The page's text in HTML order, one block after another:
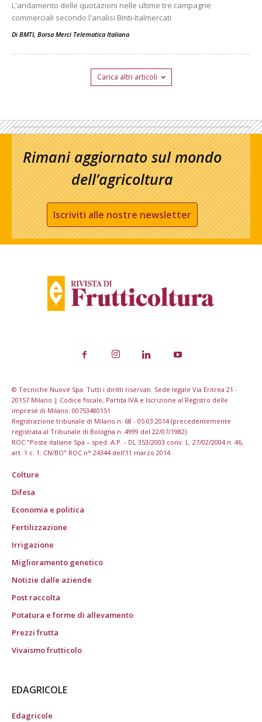
L'andamento delle quotazioni nelle ultime tre campagne
commerciali secondo l'analisi Bmti-Italmercati
Di BMTI, Borsa Merci Telematica Italiana
Carica altri articoli
Rimani aggiornato sul mondo
dell’agricoltura
Iscriviti alle nostre newsletter
© Tecniche Nuove Spa. Tutti i diritti riservati. Sede legale Via Eritrea 21 -
20157 Milano | Codice fiscale, Partita IVA e Iscrizione al Registro delle
imprese di Milano: 00753480151
Registrazione tribunale di Milano n. 68 - 05.03.2014 (precedentemente
registrata al Tribunale di Bologna n. 4999 del 22/07/1982)
ROC "Poste italiane Spa – sped. A.P. - DL 353/2003 conv. L. 27/02/2004 n. 46,
art. 1 c. 1: CN/BO" ROC n° 24344 dell’11 marzo 2014
Colture
Difesa
Economia e politica
Fertilizzazione
Irrigazione
Miglioramento genetico
Notizie dalle aziende
Post raccolta
Potatura e forme di allevamento
Prezzi frutta
Vivaismo frutticolo
EDAGRICOLE
Edagricole